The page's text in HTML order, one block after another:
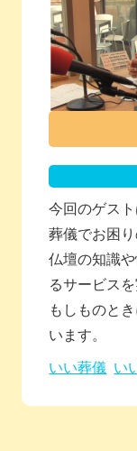
今回のゲス
葬儀でお困
仏壇の知識
るサービス
もしものと
います。
いい葬儀 い